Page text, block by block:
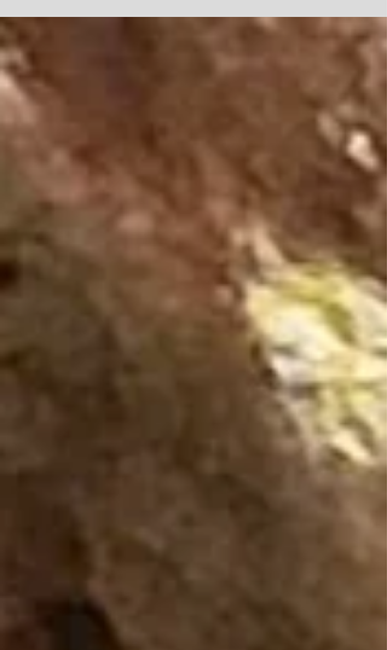
ぜルリーにしたかというと比較的に強い種類で初心者
向けだったから 水槽のコケを食べる掃除屋でもある
で汚れにくく エビやヤドカリなどの甲殻類が好きだ
らです。 明るい黄緑水草に透明感のあるレッドルリ
が美しく泳ぐ 透明感があって涼しげなルリーシュリ
プの赤にしました。 胴の部分が透明なので、黄色い
を抱いている様子もすぐに気付ける チェリーシュリ
プやその近縁のヌマエビは台湾に生息しており 水温
変化にも強いことから初心者向け チェリーシュリン
の改良品種であるルリーシュリンプもまた同様の特徴
があり 水温の変化にも大らかに順応できるので水槽
ち上げ後、 水質を安定させ環境が整えばそれほど育